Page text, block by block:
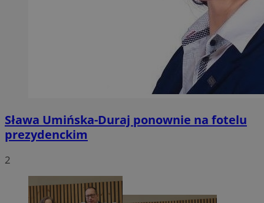
Sława Umińska-Duraj ponownie na fotelu
prezydenckim
2